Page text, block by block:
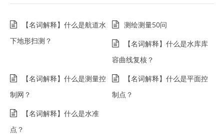
【名词解释】什么是航道水
下地形扫测？
测绘测量50问
【名词解释】什么是水库库
容曲线复核？
【名词解释】什么是测量控
制网？
【名词解释】什么是平面控
制点？
【名词解释】什么是水准
点？